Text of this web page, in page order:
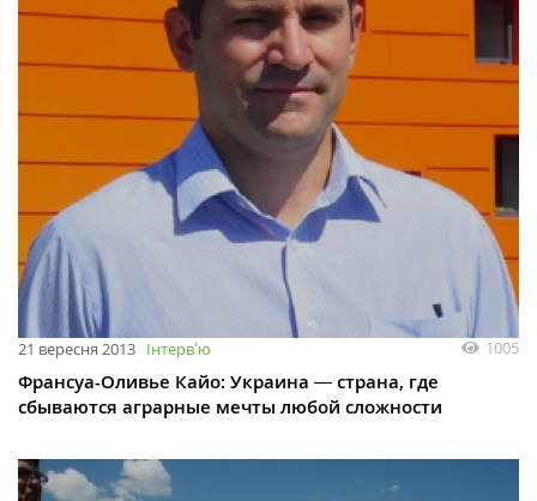
21 вересня 2013 Інтервʼю 1005
Франсуа-Оливье Кайо: Украина ― страна, где
сбываются аграрные мечты любой сложности